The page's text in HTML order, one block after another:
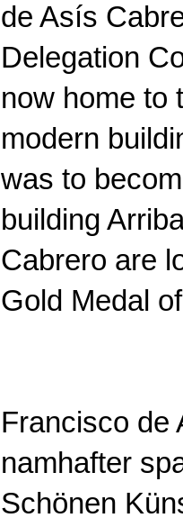
de Asís
Delegation
now home to
modern
was to
building
Cabrero are
Gold Medal
Francisco de
namhafter
Schönen